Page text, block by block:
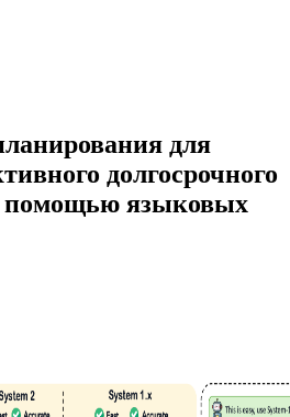
для
долгосрочного
помощью языковых